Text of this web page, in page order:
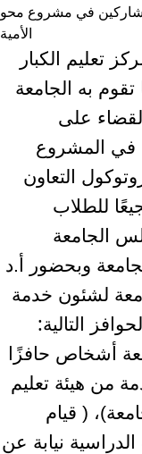
في مشروع محو
الأمية
تعليم الكبار
به الجامعة
على
في المشروع
التعاون
للطلاب
الجامعة
وبحضور أ.د
لشئون خدمة
التالية:
أشخاص حافزًا
من هيئة تعليم
من الجامعة)، ( قيام
نيابة عن